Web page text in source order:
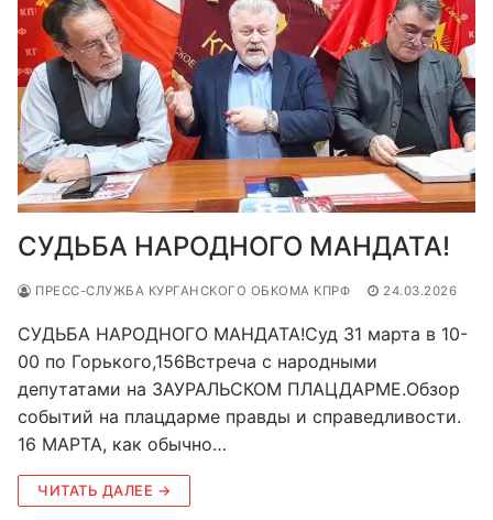
СУДЬБА НАРОДНОГО МАНДАТА!
ПРЕСС-СЛУЖБА КУРГАНСКОГО ОБКОМА КПРФ 24.03.2026
СУДЬБА НАРОДНОГО МАНДАТА!Суд 31 марта в 10-
00 по Горького,156Встреча с народными
депутатами на ЗАУРАЛЬСКОМ ПЛАЦДАРМЕ.Обзор
событий на плацдарме правды и справедливости.
16 МАРТА, как обычно…
ЧИТАТЬ ДАЛЕЕ →